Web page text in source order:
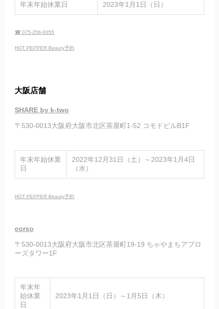
年末年始休業日 2023年1月1日（日）
☎ 075-256-0055
HOT PEPPER Beauty予約
大阪店舗
SHARE by k-two
〒530-0013大阪府大阪市北区茶屋町1-52 コモドビルB1F
年末年始休業
日
2022年12月31日（土）～2023年1月4日
（水）
HOT PEPPER Beauty予約
corso
〒530-0013大阪府大阪市北区茶屋町19-19 ちゃやまちアプロ
ーズタワー1F
年末年
始休業
日
2023年1月1日（日）～1月5日（木）